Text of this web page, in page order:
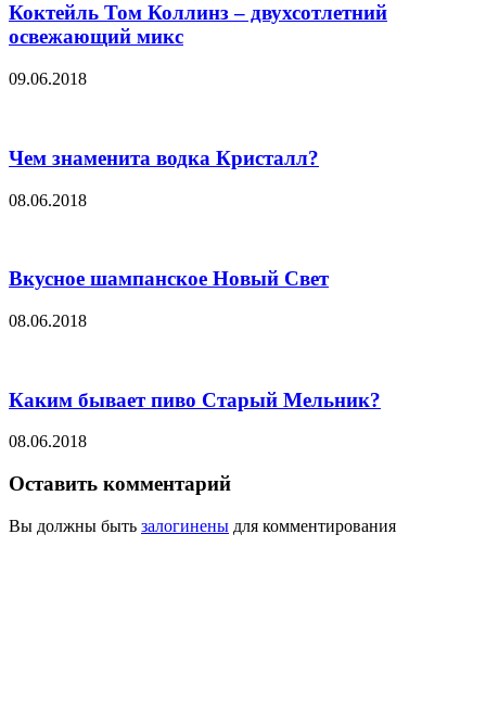
Коктейль Том Коллинз – двухсотлетний
освежающий микс
09.06.2018
Чем знаменита водка Кристалл?
08.06.2018
Вкусное шампанское Новый Свет
08.06.2018
Каким бывает пиво Старый Мельник?
08.06.2018
Оставить комментарий
Вы должны быть залогинены для комментирования